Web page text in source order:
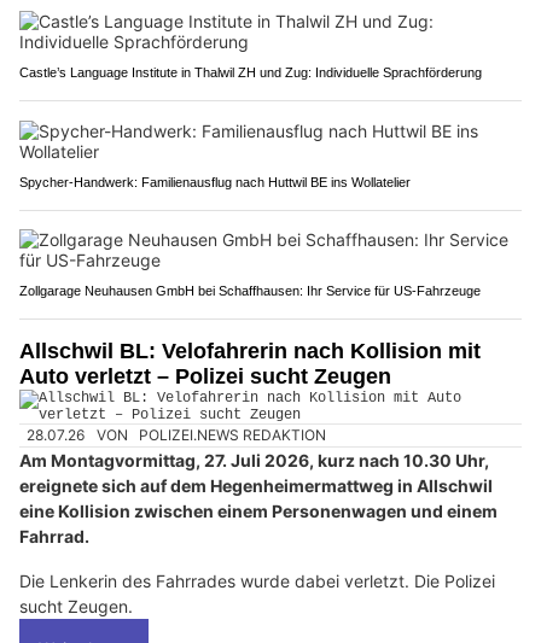
Castle’s Language Institute in Thalwil ZH und Zug: Individuelle Sprachförderung
Spycher-Handwerk: Familienausflug nach Huttwil BE ins Wollatelier
Zollgarage Neuhausen GmbH bei Schaffhausen: Ihr Service für US-Fahrzeuge
Allschwil BL: Velofahrerin nach Kollision mit
Auto verletzt – Polizei sucht Zeugen
28.07.26 VON POLIZEI.NEWS REDAKTION
Am Montagvormittag, 27. Juli 2026, kurz nach 10.30 Uhr,
ereignete sich auf dem Hegenheimermattweg in Allschwil
eine Kollision zwischen einem Personenwagen und einem
Fahrrad.
Die Lenkerin des Fahrrades wurde dabei verletzt. Die Polizei
sucht Zeugen.